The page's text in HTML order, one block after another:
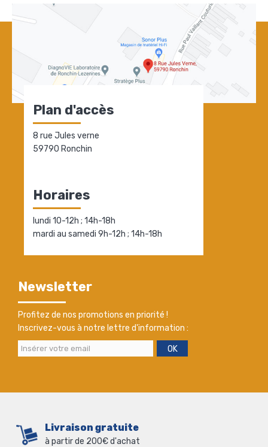
Plan d'accès
8 rue Jules verne
59790 Ronchin
Horaires
lundi 10-12h ; 14h-18h
mardi au samedi 9h-12h ; 14h-18h
Newsletter
Profitez de nos promotions en priorité !
Inscrivez-vous à notre lettre d'information :
OK
Livraison gratuite
à partir de 200€ d'achat